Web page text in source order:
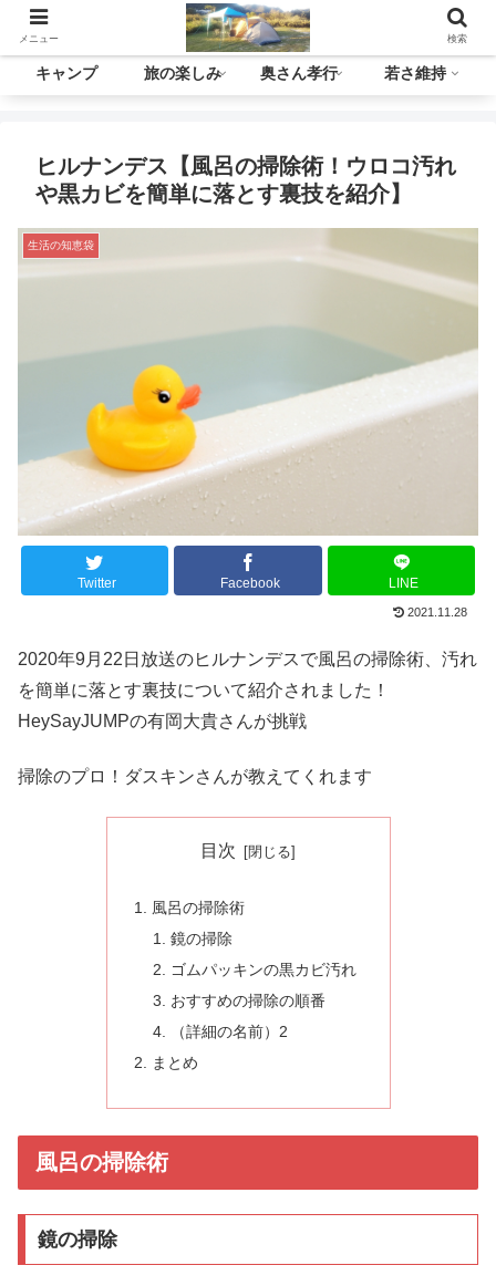
キャンプ 旅の楽しみ 奥さん孝行 若さ維持
ヒルナンデス【風呂の掃除術！ウロコ汚れ
や黒カビを簡単に落とす裏技を紹介】
生活の知恵袋
Twitter Facebook LINE
2021.11.28
2020年9月22日放送のヒルナンデスで風呂の掃除術、汚れ
を簡単に落とす裏技について紹介されました！
HeySayJUMPの有岡大貴さんが挑戦
掃除のプロ！ダスキンさんが教えてくれます
目次
風呂の掃除術
鏡の掃除
ゴムパッキンの黒カビ汚れ
おすすめの掃除の順番
（詳細の名前）2
まとめ
風呂の掃除術
鏡の掃除
メニュー 検索